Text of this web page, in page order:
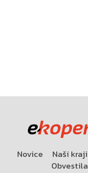
Novice Naši kraji
Obvestila